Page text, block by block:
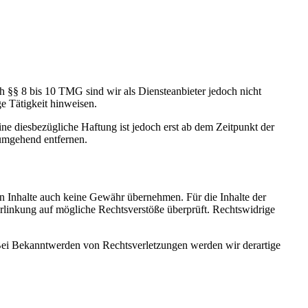
§§ 8 bis 10 TMG sind wir als Diensteanbieter jedoch nicht
Tätigkeit hinweisen.
diesbezügliche Haftung ist jedoch erst ab dem Zeitpunkt der
entfernen.
auch keine Gewähr übernehmen. Für die Inhalte der
auf mögliche Rechtsverstöße überprüft. Rechtswidrige
Bekanntwerden von Rechtsverletzungen werden wir derartige